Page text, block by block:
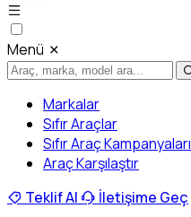
Menü
Markalar
Sıfır Araçlar
Sıfır Araç Kampanyaları
Araç Karşılaştır
Teklif Al
İletişime Geç